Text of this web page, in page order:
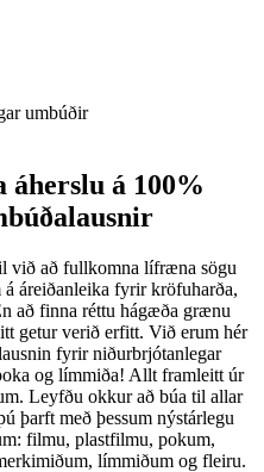
á 100%
við að fullkomna lífræna sögu
áreiðanleika fyrir kröfuharða,
að finna réttu hágæða grænu
getur verið erfitt. Við erum hér
fyrir niðurbrjótanlegar
og límmiða! Allt framleitt úr
Leyfðu okkur að búa til allar
þarft með þessum nýstárlegu
filmu, plastfilmu, pokum,
límmiðum og fleiru.